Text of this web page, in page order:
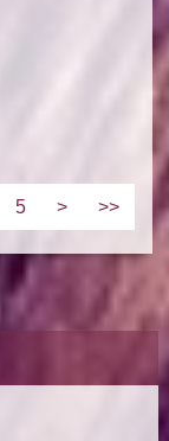
5 > >>